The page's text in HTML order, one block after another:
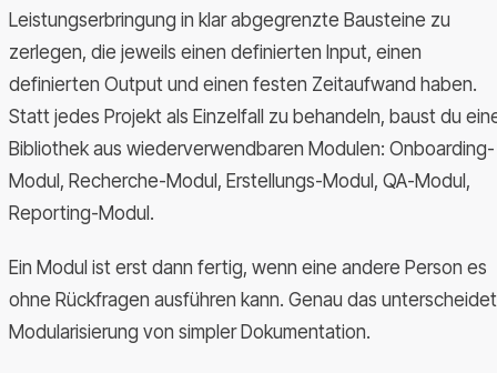
Leistungserbringung in klar abgegrenzte Bausteine zu
zerlegen, die jeweils einen definierten Input, einen
definierten Output und einen festen Zeitaufwand haben.
Statt jedes Projekt als Einzelfall zu behandeln, baust du
Bibliothek aus wiederverwendbaren Modulen: Onboarding-
Modul, Recherche-Modul, Erstellungs-Modul, QA-Modul,
Reporting-Modul.
Ein Modul ist erst dann fertig, wenn eine andere Person es
ohne Rückfragen ausführen kann. Genau das unterscheidet
Modularisierung von simpler Dokumentation.